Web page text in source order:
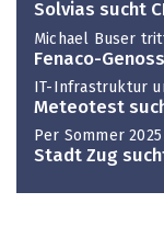
Solvias sucht
Michael Buser
Fenaco-
IT-Infrastruktur
Meteotest
Per Sommer 2025
Stadt Zug